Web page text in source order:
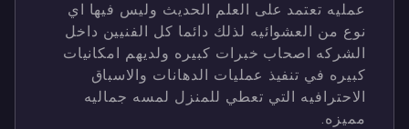
عمليه تعتمد على العلم الحديث وليس فيها اي
نوع من العشوائيه لذلك دائما كل الفنيين داخل
الشركه اصحاب خبرات كبيره ولديهم امكانيات
كبيره في تنفيذ عمليات الدهانات والاسباق
الاحترافيه التي تعطي للمنزل لمسه جماليه
مميزه.